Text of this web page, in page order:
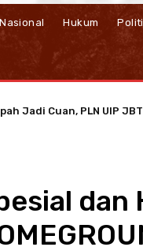
Nasional Hukum
Jadi Cuan, PLN UIP
BTS 5G,
dan